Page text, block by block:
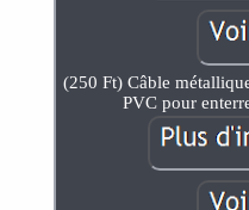
(250 Ft) Câble
PVC pour